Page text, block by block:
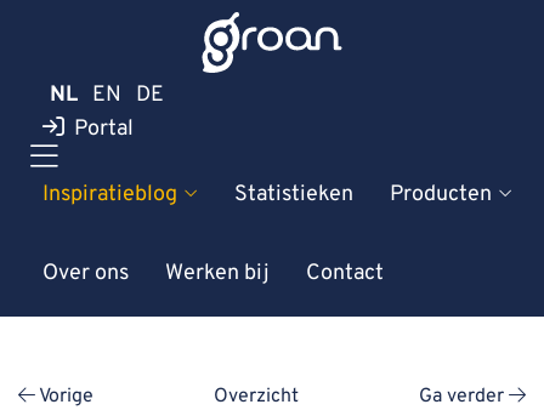
Inspiratieblog Statistieken Producten
Over ons Werken bij Contact
NL EN
DE
Portal
Vorige Overzicht Ga verder